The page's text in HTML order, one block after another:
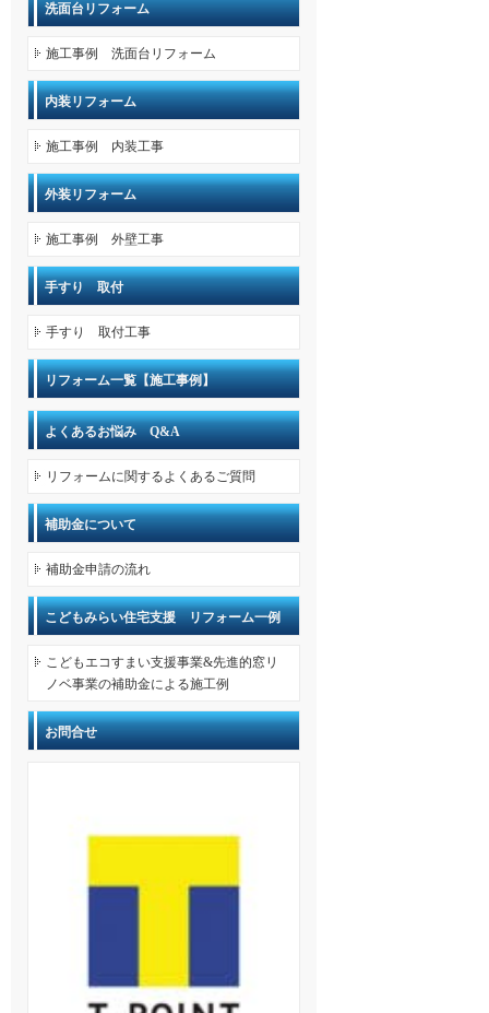
洗面台リフォーム
施工事例 洗面台リフォーム
内装リフォーム
施工事例 内装工事
外装リフォーム
施工事例 外壁工事
手すり 取付
手すり 取付工事
リフォーム一覧【施工事例】
よくあるお悩み Q&A
リフォームに関するよくあるご質問
補助金について
補助金申請の流れ
こどもみらい住宅支援 リフォーム一例
こどもエコすまい支援事業&先進的窓リ
ノベ事業の補助金による施工例
お問合せ